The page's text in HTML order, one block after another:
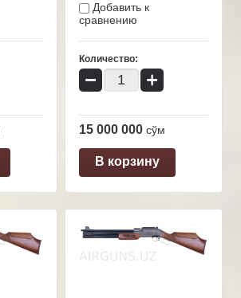
Добавить к
сравнению
Количество:
− +
15 000 000 сўм
В корзину